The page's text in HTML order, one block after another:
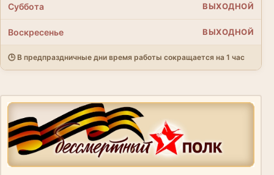
Суббота ВЫХОДНОЙ
Воскресенье ВЫХОДНОЙ
🕒 В предпраздничные дни время работы сокращается на 1 час